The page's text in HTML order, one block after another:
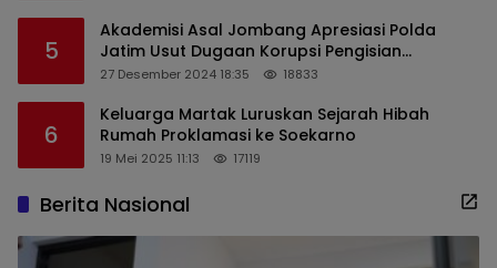
5
Akademisi Asal Jombang Apresiasi Polda
Jatim Usut Dugaan Korupsi Pengisian
Perangkat Desa di Kediri
27 Desember 2024 18:35 18833
6
Keluarga Martak Luruskan Sejarah Hibah
Rumah Proklamasi ke Soekarno
19 Mei 2025 11:13 17119
Berita Nasional